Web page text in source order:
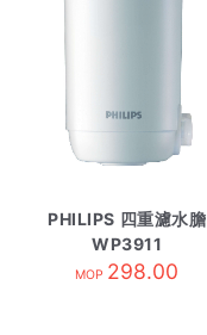
PHILIPS 四重濾水膽
WP3911
MOP 298.00